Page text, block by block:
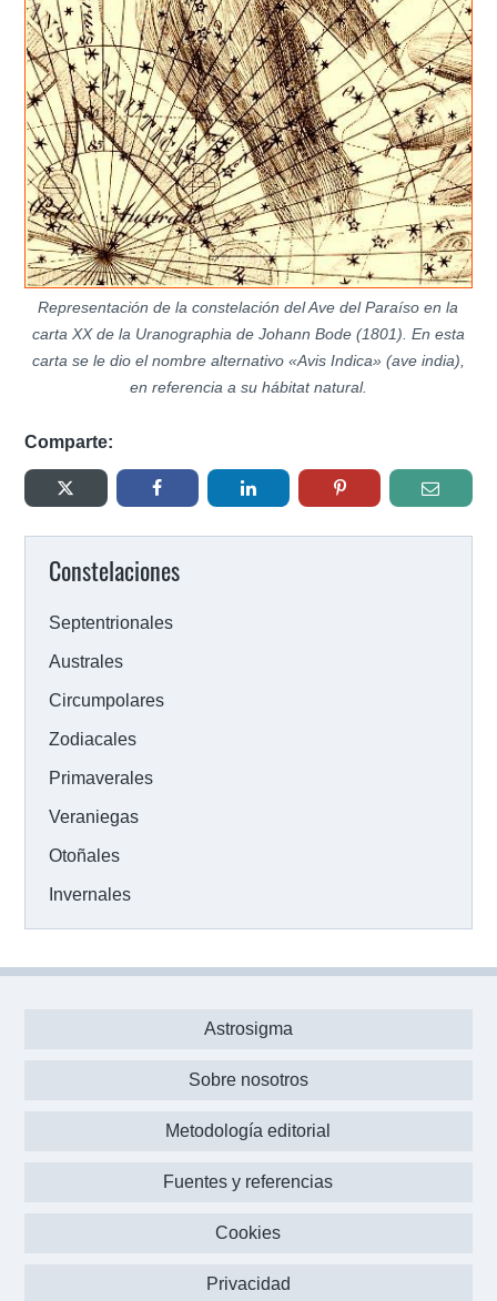
Representación de la constelación del Ave del Paraíso en la
carta XX de la Uranographia de Johann Bode (1801). En esta
carta se le dio el nombre alternativo «Avis Indica» (ave india),
en referencia a su hábitat natural.
Comparte:
Constelaciones
Septentrionales
Australes
Circumpolares
Zodiacales
Primaverales
Veraniegas
Otoñales
Invernales
Astrosigma
Sobre nosotros
Metodología editorial
Fuentes y referencias
Cookies
Privacidad